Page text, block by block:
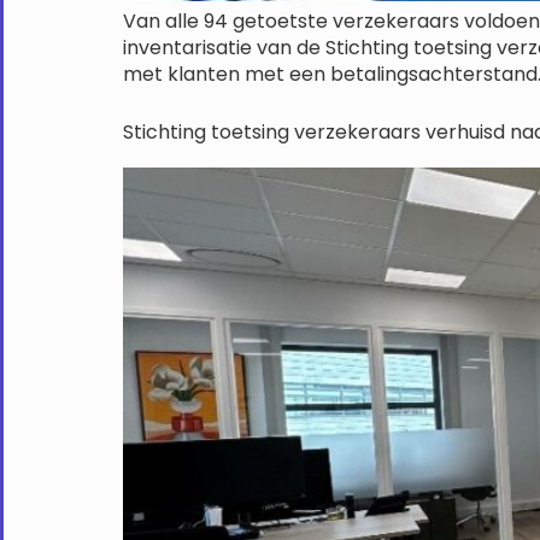
Van alle 94 getoetste verzekeraars
inventarisatie van de Stichting toetsing
met klanten met een
Stichting toetsing verzekeraars verhuisd